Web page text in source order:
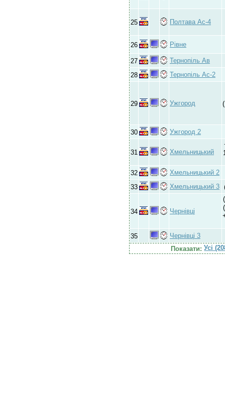
25 Полтава Ас-4
26 Рівне
27
Тернопіль Ав
28
Тернопіль Ас-2
29 Ужгород
30 Ужгород 2
31 Хмельницький
32
Хмельницький 2
33
Хмельницький 3
34 Чернівці
35
Чернівці 3
Показати:Усі